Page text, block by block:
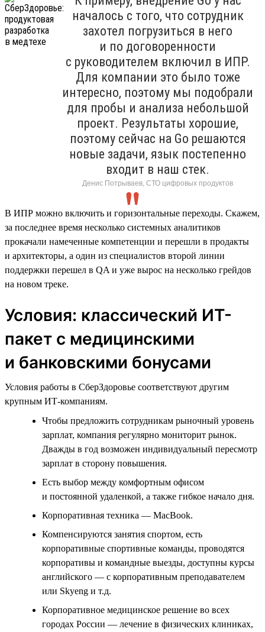
началось с того, что сотрудник
захотел погрузиться в него
и по договоренности
с руководителем включил в ИПР.
Для компании это было тоже
интересно, поэтому мы подобрали
для пробы и анализа небольшой
проект. Результаты хорошие,
поэтому сейчас на Go решаются
новые задачи, язык постепенно
входит в наш стек.
Денис Потрываев, СТО цифровых продуктов
В ИПР можно включить и горизонтальные переходы. Скажем,
за последнее время несколько системных аналитиков
прокачали намеченные компетенции и перешли в продакты
и архитекторы, а один из специалистов второй линии
поддержки перешел в QA и уже вырос на несколько грейдов
на новом треке.
Условия: классический ИТ-
пакет с медицинскими
и банковскими бонусами
Условия работы в СберЗдоровье соответствуют другим
крупным ИТ-компаниям.
Чтобы предложить сотрудникам рыночный уровень
зарплат, компания регулярно мониторит рынок.
Дважды в год возможен индивидуальный пересмотр
зарплат в сторону повышения.
Есть выбор между комфортным офисом
и постоянной удаленкой, а также гибкое начало дня.
Корпоративная техника — MacBook.
Компенсируются занятия спортом, есть
корпоративные спортивные команды, проводятся
корпоративы и командные выезды, доступны курсы
английского — с корпоративным преподавателем
или Skyeng и т.д.
Корпоративное медицинское решение во всех
городах России — лечение в физических клиниках,